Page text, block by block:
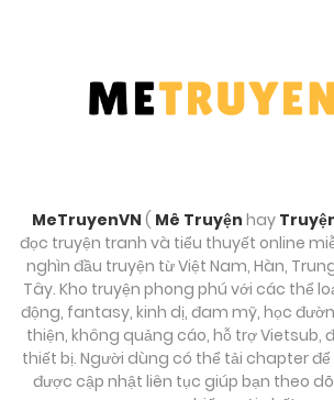
MeTruyenVN ( Mê Truyện hay
đọc truyện tranh và tiểu thuyết online
nghìn đầu truyện từ Việt Nam, Hàn,
Tây. Kho truyện phong phú với các thể
động, fantasy, kinh dị, đam mỹ, học
thiện, không quảng cáo, hỗ trợ Vietsub,
thiết bị. Người dùng có thể tải chapter
được cập nhật liên tục giúp bạn theo